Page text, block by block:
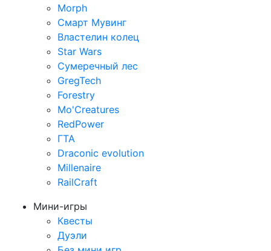
Morph
Смарт Мувинг
Властелин колец
Star Wars
Сумеречный лес
GregTech
Forestry
Mo'Creatures
RedPower
ГТА
Draconic evolution
Millenaire
RailCraft
Мини-игры
Квесты
Дуэли